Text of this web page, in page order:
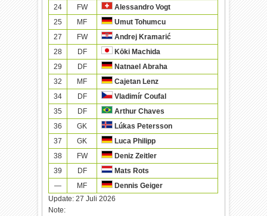
24
FW
Alessandro Vogt
25
MF
Umut Tohumcu
27
FW
Andrej Kramarić
28
DF
Kōki Machida
29
DF
Natnael Abraha
32
MF
Cajetan Lenz
34
DF
Vladimír Coufal
35
DF
Arthur Chaves
36
GK
Lúkas Petersson
37
GK
Luca Philipp
38
FW
Deniz Zeitler
39
DF
Mats Rots
—
MF
Dennis Geiger
Update:27 Juli 2026
Note: